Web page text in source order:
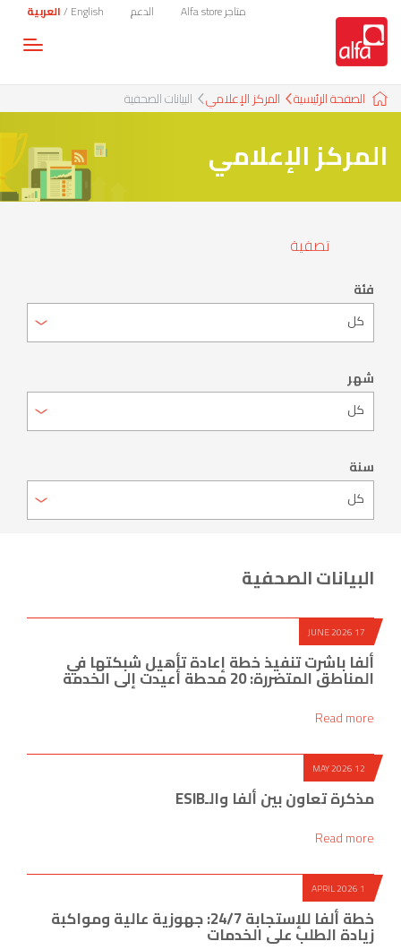
English
/العربية الدعم متاجر Alfa store
الصفحة الرئيسية
المركز الإعلامي البيانات الصحفية
المركز الإعلامي
تصفية
فئة
شهر
سنة
البيانات الصحفية
17 JUNE 2026
ألفا باشرت تنفيذ خطة إعادة تأهيل شبكتها في
المناطق المتضررة: 20 محطة أعيدت إلى الخدمة
Read more
12 MAY 2026
مذكرة تعاون بين ألفا والـESIB
Read more
1 APRIL 2026
خطة ألفا للإستجابة 24/7: جهوزية عالية ومواكبة
زيادة الطلب على الخدمات